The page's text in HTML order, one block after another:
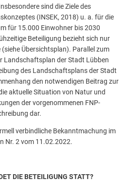
sind die Ziele des
(INSEK, 2018) u. a. für die
für 15.000 Einwohner bis 2030
Beteiligung bezieht sich nur
Übersichtsplan). Parallel zum
Landschaftsplan der Stadt Lübben
des Landschaftsplans der Stadt
den notwendigen Beitrag zur
aktuelle Situation von Natur und
der vorgenommenen FNP-
dar.
verbindliche Bekanntmachung im
Nr. 2 vom 11.02.2022.
DIE BETEILIGUNG STATT?